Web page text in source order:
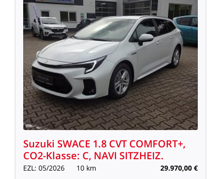
Suzuki SWACE 1.8 CVT COMFORT+,
CO2-Klasse: C, NAVI SITZHEIZ.
EZL: 05/2026 10 km 29.970,00 €